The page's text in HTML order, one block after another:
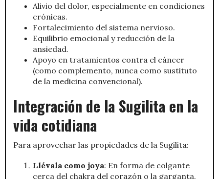
Alivio del dolor, especialmente en condiciones
crónicas.
Fortalecimiento del sistema nervioso.
Equilibrio emocional y reducción de la
ansiedad.
Apoyo en tratamientos contra el cáncer
(como complemento, nunca como sustituto
de la medicina convencional).
Integración de la Sugilita en la
vida cotidiana
Para aprovechar las propiedades de la Sugilita:
Llévala como joya: En forma de colgante
cerca del chakra del corazón o la garganta.